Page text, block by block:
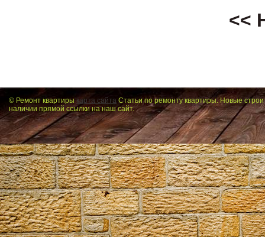
<<
© Ремонт квартирыкарта сайта Статьи по ремонту квартиры. Новые
наличии прямой ссылки на наш сайт.